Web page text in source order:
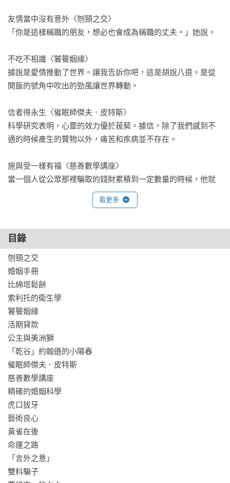
友情當中沒有意外〈刎頸之交〉
「你是這樣稱職的朋友，想必也會成為稱職的丈夫。」她說。
不吃不相識〈饕餮姻緣〉
據說是愛情推動了世界。讓我告訴你吧，這是胡說八道。是從
開飯的號角中吹出的勁風讓世界轉動。
信者得永生〈催眠師傑夫．皮特斯〉
科學研究表明，心靈的效力優於菝葜。據信，除了我們感到不
適的時候產生的贅物以外，痛苦和疾病並不存在。
施與受一樣有福〈慈善數學講座〉
當一個人從公眾那裡騙取的錢財累積到一定數量的時候，他就
會感到不安，想吐一部分出來。
生意就是生意，如果藝術遠遠領先於商業，商業肯定會奮起直
眾多讀者在他的故事裡看到了自己，不是更真實或更離奇，而
是正像他們自己的現在和過去。
—美國作家  哈樂德．布魯姆
看更多
目錄
刎頸之交
婚姻手冊
比綿塔鬆餅
索利托的衛生學
饕餮姻緣
活期貸款
公主與美洲獅
「乾谷」約翰遜的小陽春
催眠師傑夫．皮特斯
慈善數學講座
精確的婚姻科學
虎口拔牙
藝術良心
黃雀在後
命運之路
「言外之意」
雙料騙子